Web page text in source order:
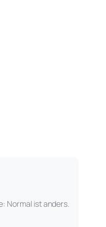
Normal ist anders.